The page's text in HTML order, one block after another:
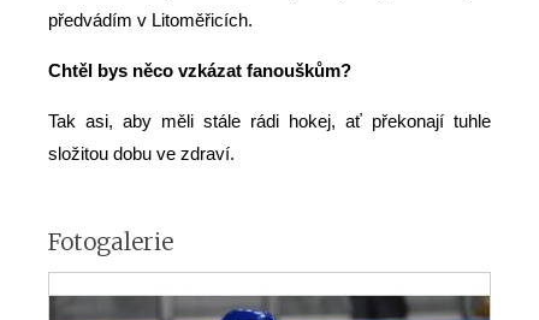
předvádím v Litoměřicích.
Chtěl bys něco vzkázat fanouškům?
Tak asi, aby měli stále rádi hokej, ať překonají tuhle
složitou dobu ve zdraví.
Fotogalerie